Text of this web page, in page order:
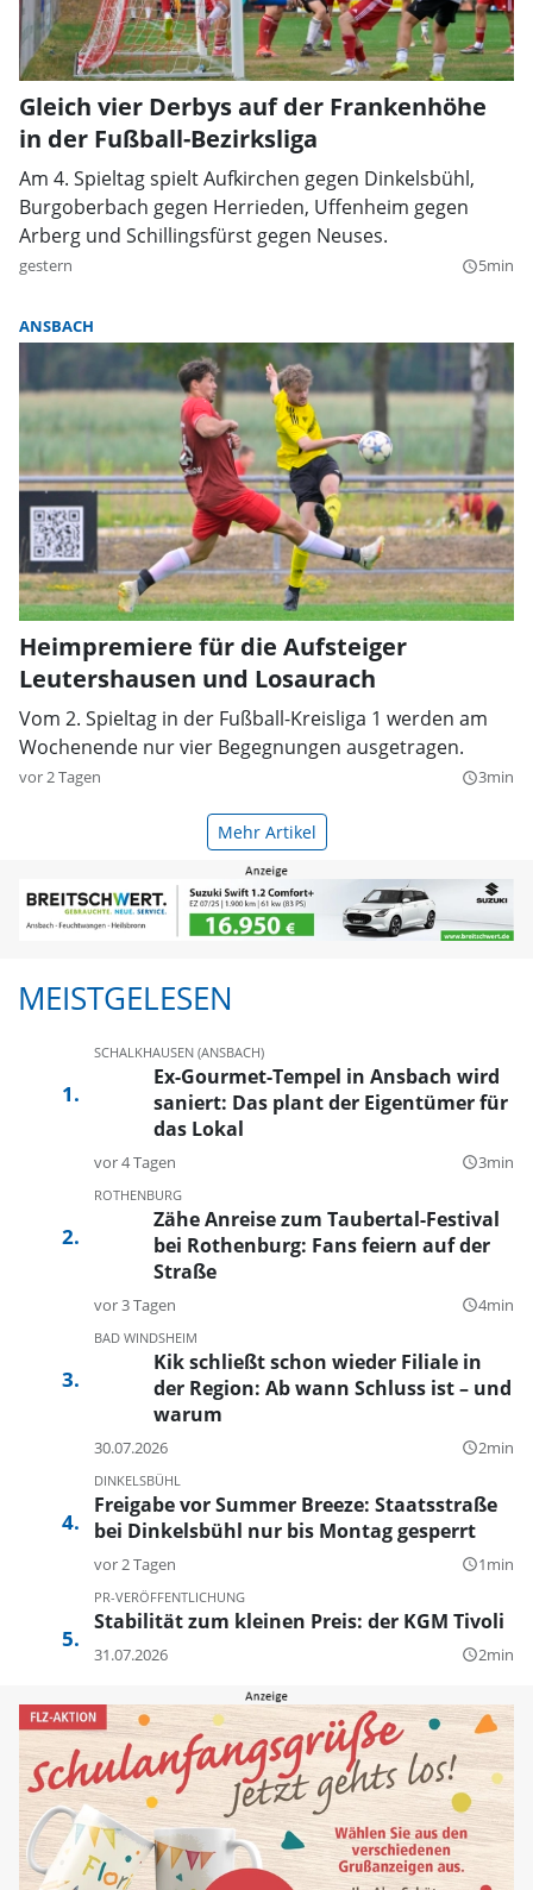
Gleich vier Derbys auf der Frankenhöhe
in der Fußball-Bezirksliga
Am 4. Spieltag spielt Aufkirchen gegen Dinkelsbühl,
Burgoberbach gegen Herrieden, Uffenheim gegen
Arberg und Schillingsfürst gegen Neuses.
gestern query_builder5min
ANSBACH
Heimpremiere für die Aufsteiger
Leutershausen und Losaurach
Vom 2. Spieltag in der Fußball-Kreisliga 1 werden am
Wochenende nur vier Begegnungen ausgetragen.
vor 2 Tagen query_builder3min
Mehr Artikel
MEISTGELESEN
SCHALKHAUSEN (ANSBACH)
Ex-Gourmet-Tempel in Ansbach wird
saniert: Das plant der Eigentümer für
das Lokal
vor 4 Tagen query_builder3min
ROTHENBURG
Zähe Anreise zum Taubertal-Festival
bei Rothenburg: Fans feiern auf der
Straße
vor 3 Tagen query_builder4min
BAD WINDSHEIM
Kik schließt schon wieder Filiale in
der Region: Ab wann Schluss ist – und
warum
30.07.2026 query_builder2min
DINKELSBÜHL
Freigabe vor Summer Breeze: Staatsstraße
bei Dinkelsbühl nur bis Montag gesperrt
vor 2 Tagen query_builder1min
PR-VERÖFFENTLICHUNG
Stabilität zum kleinen Preis: der KGM Tivoli
31.07.2026 query_builder2min